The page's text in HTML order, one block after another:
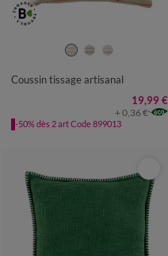
Coussin tissage artisanal
19,99 €
+ 0,36 €
-50% dès 2 art Code 899013